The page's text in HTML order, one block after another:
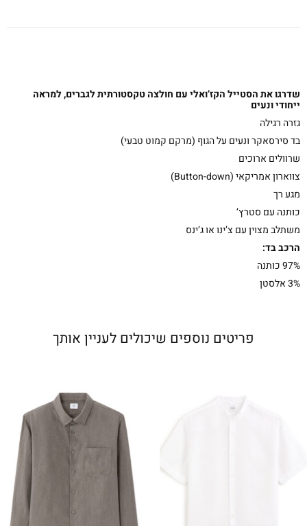
שדרגו את הסטייל הקז’ואלי עם חולצה טקסטורתית לגברים, למראה
ייחודי ונעים
גזרה רגילה
בד סירסאקר ונעים על הגוף (מרקם קמוט טבעי)
שרוולים ארוכים
צווארון אמריקאי (Button-down)
מגע רך
כותנה עם סטרץ’
משתלב מצוין עם צ’ינו או ג’ינס
הרכב בד:
97% כותנה
3% אלסטן
פריטים נוספים שיכולים לעניין אותך